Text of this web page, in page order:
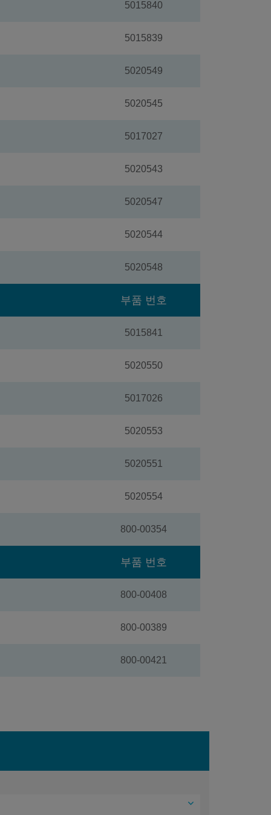
5015840
5015839
5020549
5020545
5017027
5020543
5020547
5020544
5020548
부품 번호
5015841
5020550
5017026
5020553
5020551
5020554
800-00354
부품 번호
800-00408
800-00389
800-00421